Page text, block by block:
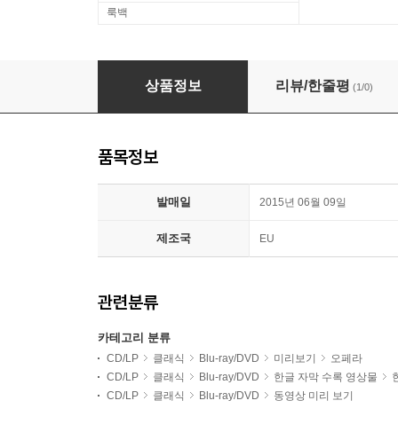
룩백
Ingo Metzmacher 슈베르트: 피에라브라스
상품정보 리뷰/한줄평 (1/0)
품목정보
발매일 2015년 06월 09일
제조국 EU
관련분류
카테고리 분류
CD/LP 클래식 Blu-ray/DVD 미리보기
오페라
CD/LP
클래식 Blu-ray/DVD 한글 자막 수록 영상물
CD/LP
클래식 Blu-ray/DVD 동영상 미리 보기